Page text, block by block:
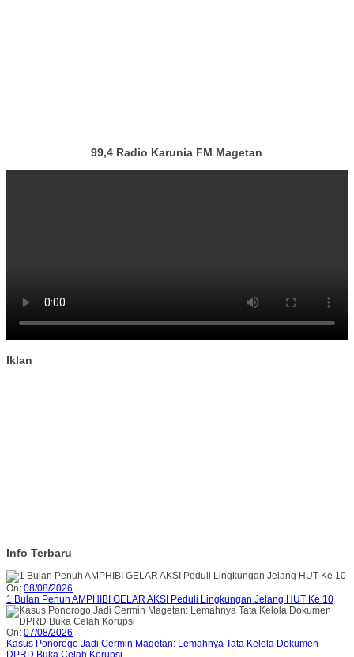
99,4 Radio Karunia FM Magetan
Iklan
Info Terbaru
On: 08/08/2026
1 Bulan Penuh AMPHIBI GELAR AKSI Peduli Lingkungan Jelang HUT Ke 10
On: 07/08/2026
Kasus Ponorogo Jadi Cermin Magetan: Lemahnya Tata Kelola Dokumen